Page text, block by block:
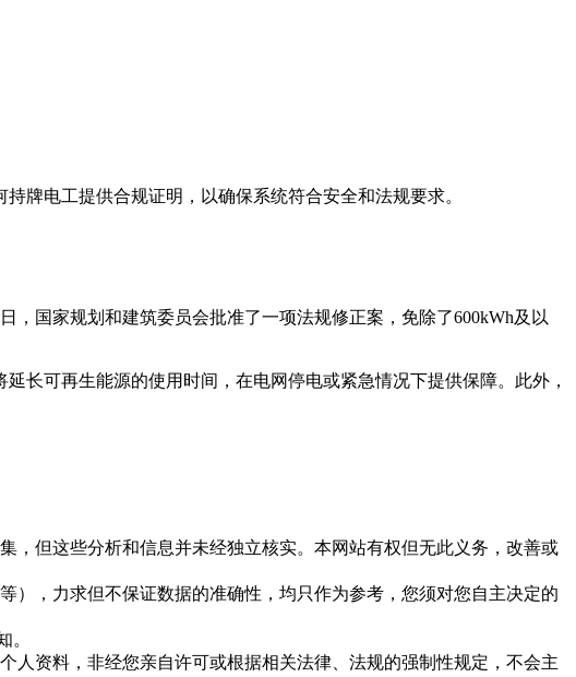
牌电工提供合规证明，以确保系统符合安全和法规要求。
国家规划和建筑委员会批准了一项法规修正案，免除了600kWh及以
长可再生能源的使用时间，在电网停电或紧急情况下提供保障。此外，
，但这些分析和信息并未经独立核实。本网站有权但无此义务，改善或
），力求但不保证数据的准确性，均只作为参考，您须对您自主决定的
。
人资料，非经您亲自许可或根据相关法律、法规的强制性规定，不会主